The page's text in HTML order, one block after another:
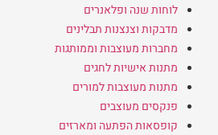
לוחות שנה ופלאנרים
מדבקות וצנצנות תבלינים
מחברות מעוצבות וממותגות
מתנות אישיות לחגים
מתנות מעוצבות למורים
פנקסים מעוצבים
קופסאות הפתעה ומארזים